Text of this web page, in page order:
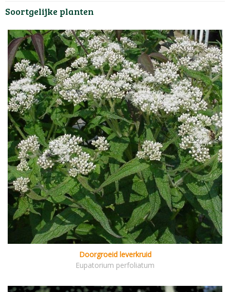
Soortgelijke planten
Doorgroeid leverkruid
Eupatorium perfoliatum